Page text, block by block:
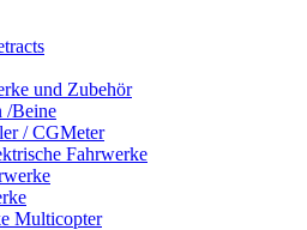
und Zubehör
/Beine
/ CGMeter
Fahrwerke
Multicopter